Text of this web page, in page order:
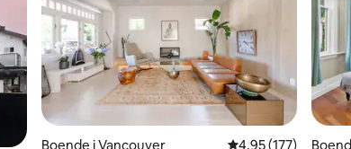
Boende i Vancouver 4,95 av 5 i
4,95 (177)